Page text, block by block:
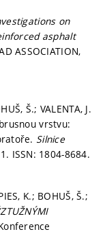
on
asphalt
ASSOCIATION,
Š.; VALENTA, J.
vrstvu:
Silnice
ISSN: 1804-8684.
K.; BOHUŠ, Š.;